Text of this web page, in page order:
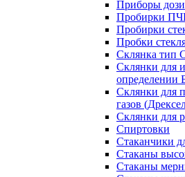
Приборы
Пробирки
Пробирки
Пробки
Склянка тип
Склянки для
определении
Склянки для
газов
Склянки для
Спиртовки
Стаканчики
Стаканы
Стаканы